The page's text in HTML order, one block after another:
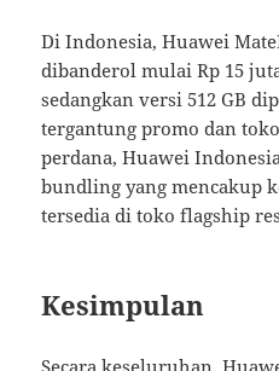
Di Indonesia, Huawei
dibanderol mulai Rp 15
sedangkan versi 512 GB
tergantung promo dan
perdana, Huawei
bundling yang mencakup
tersedia di toko flagship
Kesimpulan